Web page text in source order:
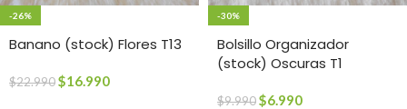
-26%
Banano (stock) Flores T13
$22.990$16.990
-30%
Bolsillo Organizador
(stock) Oscuras T1
$9.990$6.990